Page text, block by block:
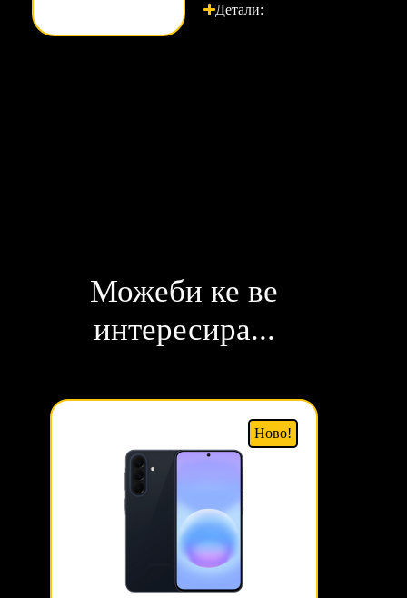
Детали:
Можеби ке ве
интересира...
Ново!